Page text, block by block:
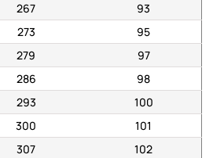
267
93
273
95
279
97
286
98
293
100
300
101
307 102